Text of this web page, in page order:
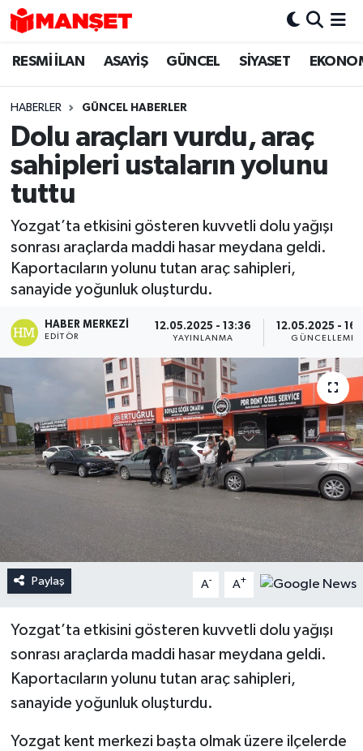
RESMİ İLAN ASAYİŞ GÜNCEL SİYASET
HABERLER GÜNCEL HABERLER
Dolu araçları vurdu, araç
sahipleri ustaların yolunu
tuttu
Yozgat’ta etkisini gösteren kuvvetli dolu yağışı
sonrası araçlarda maddi hasar meydana geldi.
Kaportacıların yolunu tutan araç sahipleri,
sanayide yoğunluk oluşturdu.
HABER MERKEZI
EDITÖR
12.05.2025 - 13:36
YAYINLANMA
12.05.2025 -
GÜNCELLEME
Paylaş A- A+
Yozgat’ta etkisini gösteren kuvvetli dolu yağışı
sonrası araçlarda maddi hasar meydana geldi.
Kaportacıların yolunu tutan araç sahipleri,
sanayide yoğunluk oluşturdu.
Yozgat kent merkezi başta olmak üzere ilçelerde
Hava Durumu
Trafik Durumu
Süper Lig Puan Durumu ve Fikstür
Tüm Manşetler
Son Dakika Haberleri
Haber Arşivi